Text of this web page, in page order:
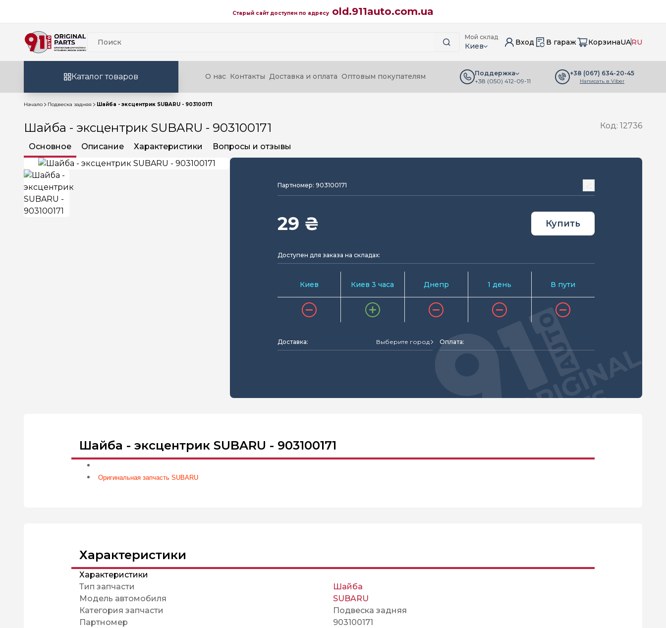
Старый сайт доступен по адресу old.911auto.com.ua
Мой склад
Киев Вход В гараж КорзинаUARU
Каталог товаров О нас Контакты Доставка и оплата Оптовым покупателям
Поддержка
+38 (050) 412-09-11
+38 (067) 634-20-45
Написать в Viber
Начало Подвеска задняя Шайба - эксцентрик SUBARU - 903100171
Шайба - эксцентрик SUBARU - 903100171 Код: 12736
Основное Описание Характеристики Вопросы и отзывы
Партномер: 903100171
29 ₴ Купить
Доступен для заказа на складах:
Киев Киев 3 часа Днепр 1 день В пути
Доставка: Выберите город Оплата:
Шайба - эксцентрик SUBARU - 903100171
Оригинальная запчасть SUBARU
Характеристики
Характеристики
Тип запчасти
Шайба
Модель автомобиля
SUBARU
Категория запчасти
Подвеска задняя
Партномер
903100171